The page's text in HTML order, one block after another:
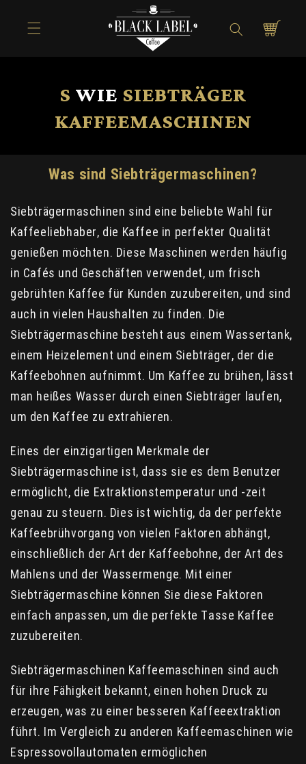
Inhalt
Warenkorb
S WIE SIEBTRÄGER
KAFFEEMASCHINEN
Was sind Siebträgermaschinen?
Siebträgermaschinen sind eine beliebte Wahl für
Kaffeeliebhaber, die Kaffee in perfekter Qualität
genießen möchten. Diese Maschinen werden häufig
in Cafés und Geschäften verwendet, um frisch
gebrühten Kaffee für Kunden zuzubereiten, und sind
auch in vielen Haushalten zu finden. Die
Siebträgermaschine besteht aus einem Wassertank,
einem Heizelement und einem Siebträger, der die
Kaffeebohnen aufnimmt. Um Kaffee zu brühen, lässt
man heißes Wasser durch einen Siebträger laufen,
um den Kaffee zu extrahieren.
Eines der einzigartigen Merkmale der
Siebträgermaschine ist, dass sie es dem Benutzer
ermöglicht, die Extraktionstemperatur und -zeit
genau zu steuern. Dies ist wichtig, da der perfekte
Kaffeebrühvorgang von vielen Faktoren abhängt,
einschließlich der Art der Kaffeebohne, der Art des
Mahlens und der Wassermenge. Mit einer
Siebträgermaschine können Sie diese Faktoren
einfach anpassen, um die perfekte Tasse Kaffee
zuzubereiten.
Siebträgermaschinen Kaffeemaschinen sind auch
für ihre Fähigkeit bekannt, einen hohen Druck zu
erzeugen, was zu einer besseren Kaffeeextraktion
führt. Im Vergleich zu anderen Kaffeemaschinen wie
Espressovollautomaten ermöglichen